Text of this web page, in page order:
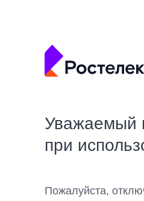
Уважаемый
при
Пожалуйста,